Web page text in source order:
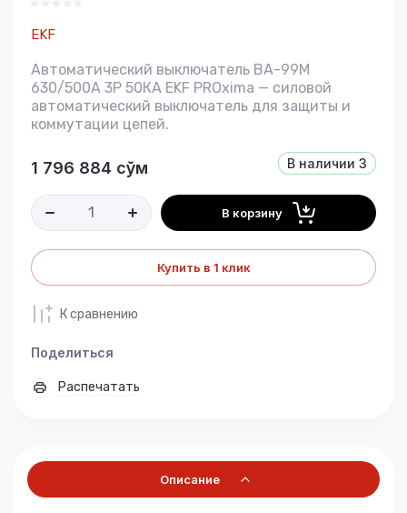
EKF
Автоматический выключатель ВА-99М
630/500А 3P 50КА EKF PROxima — силовой
автоматический выключатель для защиты и
коммутации цепей.
В наличии 3
1 796 884 сўм
В корзину
Купить в 1 клик
К сравнению
Поделиться
Распечатать
Описание